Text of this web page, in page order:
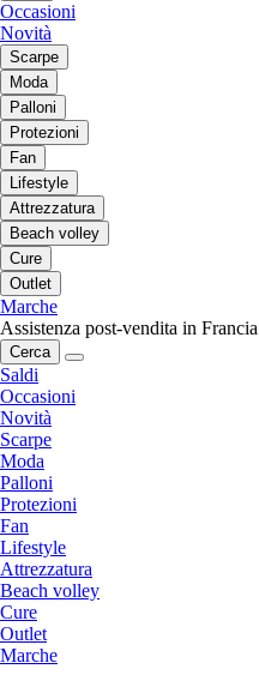
Occasioni
Novità
Scarpe
Moda
Palloni
Protezioni
Fan
Lifestyle
Attrezzatura
Beach volley
Cure
Outlet
Marche
Assistenza post-vendita in Francia
Cerca
Saldi
Occasioni
Novità
Scarpe
Moda
Palloni
Protezioni
Fan
Lifestyle
Attrezzatura
Beach volley
Cure
Outlet
Marche